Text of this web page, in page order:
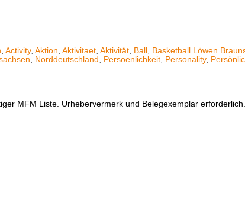
Activity, Aktion Aktivitaet Aktivität Ball Basketball Löwen
Norddeutschland Persoenlichkeit Personality,
MFM Liste. Urhebervermerk und Belegexemplar